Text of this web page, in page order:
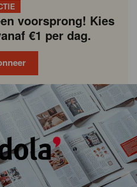
voorsprong! Kies
€1 per dag.